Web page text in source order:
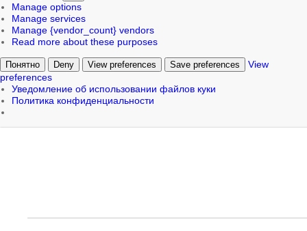
Manage options
Manage services
Manage {vendor_count} vendors
Read more about these purposes
Понятно Deny View preferences Save preferences
View
preferences
Уведомление об использовании файлов куки
Политика конфиденциальности